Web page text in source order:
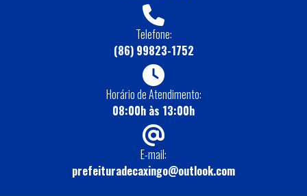
Telefone:
(86) 99823-1752
Horário de Atendimento:
08:00h às 13:00h
E-mail:
prefeituradecaxingo@outlook.com